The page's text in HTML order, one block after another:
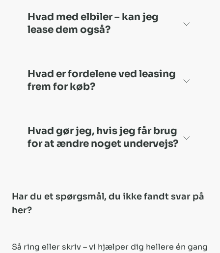
Hvad med elbiler – kan jeg
lease dem også?
Hvad er fordelene ved leasing
frem for køb?
Hvad gør jeg, hvis jeg får brug
for at ændre noget undervejs?
Har du et spørgsmål, du ikke fandt svar på
her?
Så ring eller skriv – vi hjælper dig hellere én gang